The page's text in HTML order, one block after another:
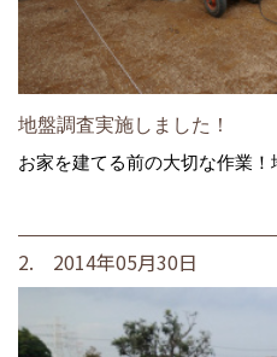
地盤調査実施しました！
お家を建てる前の大切な作業！
2. 2014年05月30日